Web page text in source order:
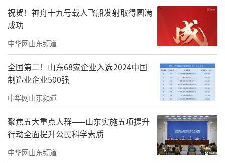
为迄今为止全国少有的拥有两次参战经历且时
间长达480余天的退役军人。
祝贺！神舟十九号载人飞船发射取得圆满
成功
中华网山东频道
全国第二！山东68家企业入选2024中国
制造业企业500强
中华网山东频道
聚焦五大重点人群——山东实施五项提升
行动全面提升公民科学素质
中华网山东频道